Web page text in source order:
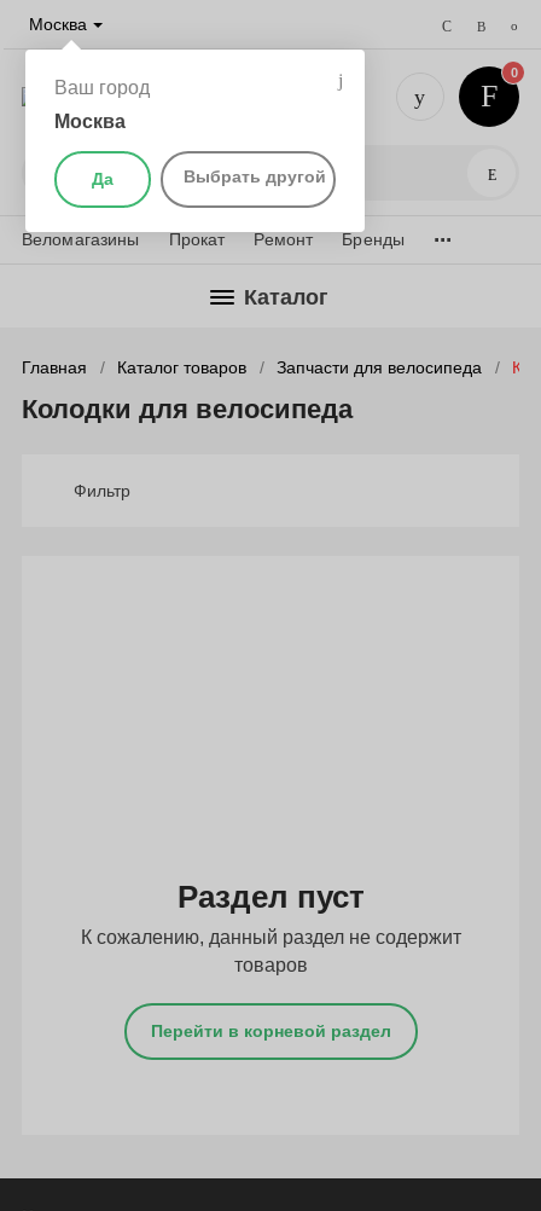
Москва
Ваш город
Москва
Да Выбрать другой Поиск
+7 (495)
0
Веломагазины Прокат Ремонт Бренды ...
Каталог
Главная Каталог товаров Запчасти для велосипеда
Колодки для велосипеда
Фильтр
Раздел пуст
К сожалению, данный раздел не содержит
товаров
Перейти в корневой раздел